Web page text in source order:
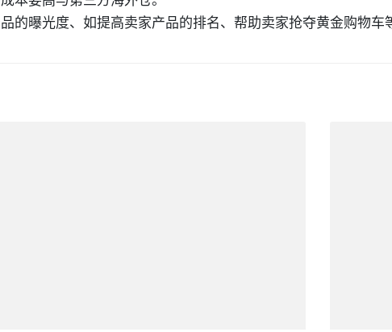
的曝光度、如提高卖家产品的排名、帮助卖家抢夺黄金购物